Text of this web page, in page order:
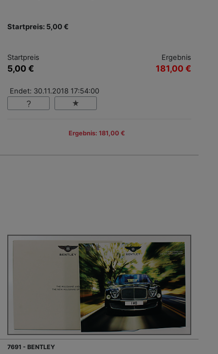
Startpreis: 5,00 €
Startpreis
5,00 €
Ergebnis
181,00 €
Endet: 30.11.2018 17:54:00
Ergebnis: 181,00 €
7691 - BENTLEY